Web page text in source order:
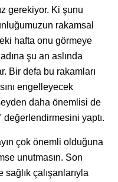
gerekiyor. Ki şunu
rakamsal
hafta onu görmeye
şu an aslında
Bir defa bu rakamları
engelleyecek
daha önemlisi de
değerlendirmesini yaptı.
çok önemli olduğuna
unutmasın. Son
çalışanlarıyla